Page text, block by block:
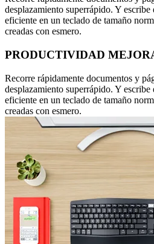
desplazamiento superrápido. Y
eficiente en un teclado de tamaño
creadas con esmero.
PRODUCTIVIDAD
Recorre rápidamente documentos y
desplazamiento superrápido. Y
eficiente en un teclado de tamaño
creadas con esmero.